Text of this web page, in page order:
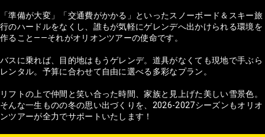
「準備が大変」「交通費がかかる」といったスノーボード＆スキー旅
行のハードルをなくし、誰もが気軽にゲレンデへ出かけられる環境を
作ること——それがオリオンツアーの使命です。
バスに乗れば、目的地はもうゲレンデ。道具がなくても現地で手ぶら
レンタル。予算に合わせて自由に選べる多彩なプラン。
リフトの上で仲間と笑い合った時間、家族と見上げた美しい雪景色。
そんな一生ものの冬の思い出づくりを、2026-2027シーズンもオリオ
ンツアーが全力でサポートいたします！